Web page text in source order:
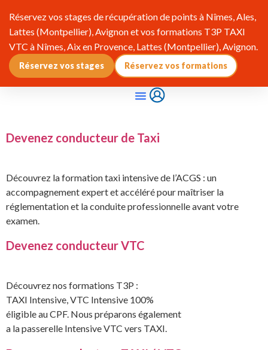
Réservez vos stages de récupération de points à Nîmes, Ales,
Lattes (Montpellier), Avignon et vos formations T3P TAXI
VTC à Nîmes, Aix en Provence, Lattes (Montpellier), Avignon.
Réservez vos stages Réservez vos formations
Devenez conducteur de Taxi
Découvrez la formation taxi intensive de l’ACGS : un
accompagnement expert et accéléré pour maîtriser la
réglementation et la conduite professionnelle avant votre
examen.
Devenez conducteur VTC
Découvrez nos formations T3P :
TAXI Intensive, VTC Intensive 100%
éligible au CPF. Nous préparons également
a la passerelle Intensive VTC vers TAXI.